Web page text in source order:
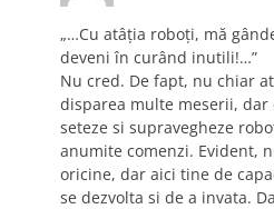
„…Cu atâția roboți, mă
deveni în curând inutili!…”
Nu cred. De fapt, nu chiar
disparea multe meserii, dar
seteze si supravegheze
anumite comenzi. Evident,
oricine, dar aici tine de
se dezvolta si de a invata.